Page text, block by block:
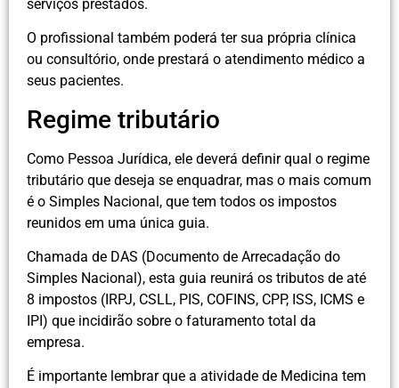
serviços prestados.
O profissional também poderá ter sua própria clínica
ou consultório, onde prestará o atendimento médico a
seus pacientes.
Regime tributário
Como Pessoa Jurídica, ele deverá definir qual o regime
tributário que deseja se enquadrar, mas o mais comum
é o Simples Nacional, que tem todos os impostos
reunidos em uma única guia.
Chamada de DAS (Documento de Arrecadação do
Simples Nacional), esta guia reunirá os tributos de até
8 impostos (IRPJ, CSLL, PIS, COFINS, CPP, ISS, ICMS e
IPI) que incidirão sobre o faturamento total da
empresa.
É importante lembrar que a atividade de Medicina tem